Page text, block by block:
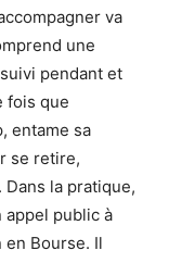
va
une
pendant et
fois que
entame sa
se retire,
la pratique,
appel public à
en Bourse. Il